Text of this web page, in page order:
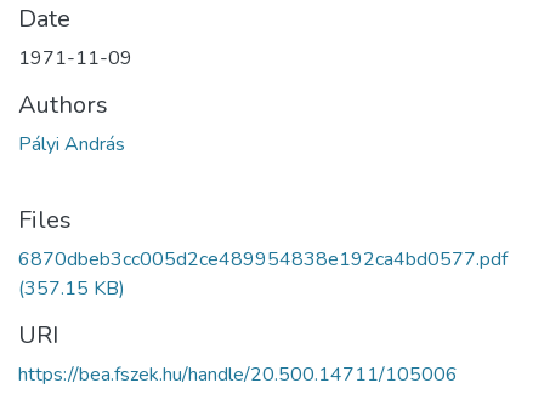
Date
1971-11-09
Authors
Pályi András
Files
6870dbeb3cc005d2ce489954838e192ca4bd0577.pdf
(357.15 KB)
URI
https://bea.fszek.hu/handle/20.500.14711/105006